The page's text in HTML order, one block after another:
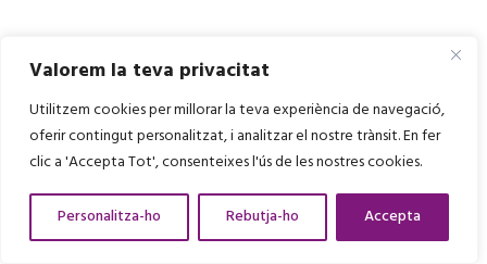
Valorem la teva privacitat
Utilitzem cookies per millorar la teva experiència de navegació,
oferir contingut personalitzat, i analitzar el nostre trànsit. En fer
clic a 'Accepta Tot', consenteixes l'ús de les nostres cookies.
Personalitza-ho Rebutja-ho Accepta